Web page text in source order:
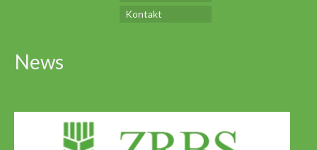
Kontakt
News